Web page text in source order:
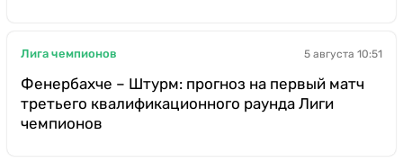
Лига чемпионов 5 августа 10:51
Фенербахче – Штурм: прогноз на первый матч
третьего квалификационного раунда Лиги
чемпионов